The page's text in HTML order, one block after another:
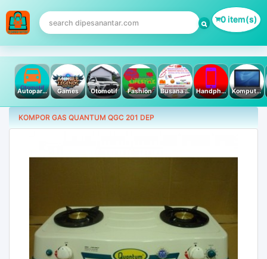
0 item(s)
Autoparts Games Otomotif Fashion Busana Muslim Handphone & Tablet Komputer PC & Laptop
KOMPOR GAS QUANTUM QGC 201 DEP